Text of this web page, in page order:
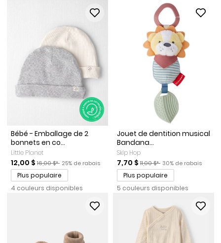
Bébé - Emballage de 2
bonnets en co...
Little Planet
Prix de solde
12,00 $Prix ​​de détail suggéré par le fabricant
16,00 $* Pourcentage de rabais
25% de rabais
Plus populaire
4 couleurs disponibles
Jouet de dentition musical
Bandana...
Skip Hop
Prix de solde
7,70 $Prix ​​de détail suggéré par le
11,00 $* Pourcentage de
30% de rabais
Plus populaire
5 couleurs disponibles